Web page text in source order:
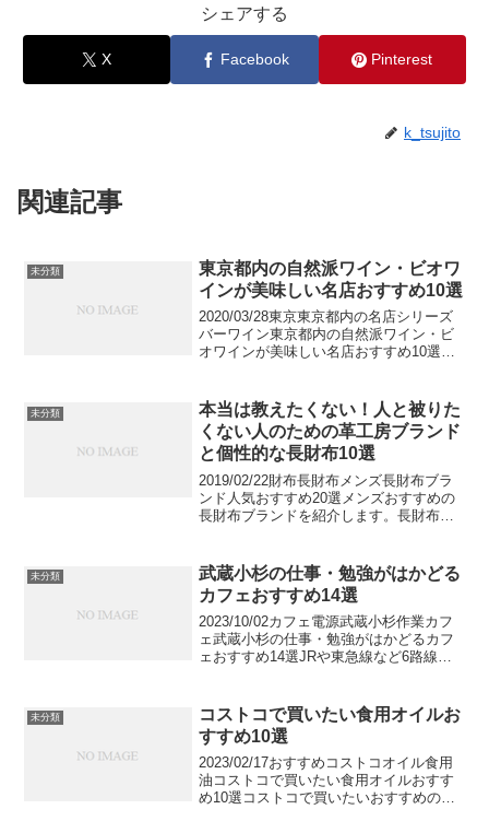
シェアする
X Facebook Pinterest
k_tsujito
関連記事
未分類
東京都内の自然派ワイン・ビオワ
インが美味しい名店おすすめ10選
2020/03/28東京東京都内の名店シリーズ
バーワイン東京都内の自然派ワイン・ビ
オワインが美味しい名店おすすめ10選健
されています。今回は東京都内で評判の
自然派ワイン...
未分類
本当は教えたくない！人と被りた
くない人のための革工房ブランド
と個性的な長財布10選
2019/02/22財布長財布メンズ長財布ブラ
ンド人気おすすめ20選メンズおすすめの
長財布ブランドを紹介します。長財布と
解説していきます。本格レザーブランド
からラグジュ...
未分類
武蔵小杉の仕事・勉強がはかどる
カフェおすすめ14選
2023/10/02カフェ電源武蔵小杉作業カフ
ェ武蔵小杉の仕事・勉強がはかどるカフ
ェおすすめ14選JRや東急線など6路線が
はかどるカフェを、駅構内にあるカフェ
や駅ビルに...
未分類
コストコで買いたい食用オイルお
すすめ10選
2023/02/17おすすめコストコオイル食用
油コストコで買いたい食用オイルおすす
め10選コストコで買いたいおすすめの食